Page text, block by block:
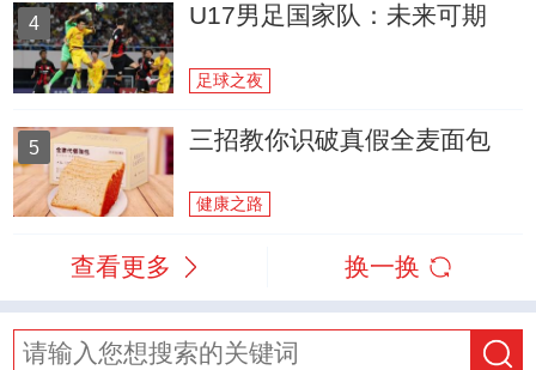
4 U17男足国家队：未来可期
足球之夜
5 三招教你识破真假全麦面包
健康之路
查看更多 换一换